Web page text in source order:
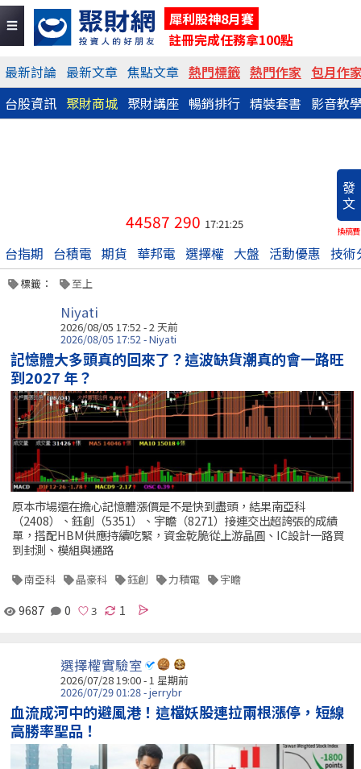
犀利股神8月賽
註冊完成任務拿100點
最新討論 最新文章 焦點文章 熱門標籤 熱門作家 包月作
台股資訊 聚財商城 聚財講座 暢銷排行 精裝套書 影音教
發
文
換稿費
44587 290 17:21:25
台指期 台積電 期貨 華邦電 選擇權 大盤 活動優惠 技術
標籤： 至上
Niyati
2026/08/05 17:52 - 2 天前
2026/08/05 17:52 - Niyati
記憶體大多頭真的回來了？這波缺貨潮真的會一路旺
到2027 年？
原本市場還在擔心記憶體漲價是不是快到盡頭，結果南亞科
（2408）、鈺創（5351）、宇瞻（8271）接連交出超誇張的成績
單，搭配HBM供應持續吃緊，資金乾脆從上游晶圓、IC設計一路買
到封測、模組與通路
南亞科 晶豪科 鈺創 力積電 宇瞻
9687 0 1
選擇權實驗室
2026/07/28 19:00 - 1 星期前
2026/07/29 01:28 - jerrybr
血流成河中的避風港！這檔妖股連拉兩根漲停，短線
高勝率聖品！